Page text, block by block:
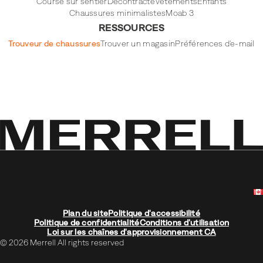
Chaussures minimalistesMoab 3
RESSOURCES
Trouveur de chaussuresTrouver un magasinPréférences d'e-mail
Plan du sitePolitique d'accessibilité
Politique de confidentialitéConditions d'utilisation
Loi sur les chaînes d'approvisionnement CA
© 2026 Merrell All rights reserved